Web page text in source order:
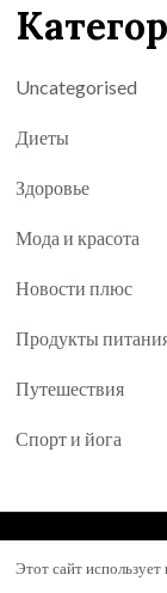
Uncategorised
Диеты
Здоровье
Мода и красота
Новости плюс
Продукты
Путешествия
Спорт и йога
Этот сайт